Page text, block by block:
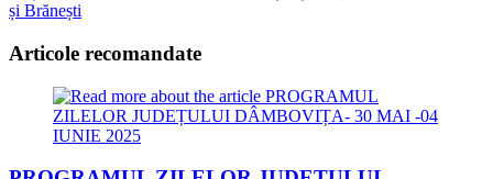
și Brănești
Articole recomandate